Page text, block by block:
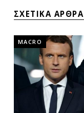
ΣΧΕΤΙΚΑ ΑΡΘΡΑ
MACRO